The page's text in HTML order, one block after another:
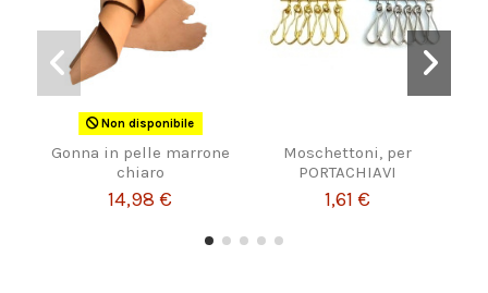
Non disponibile
Gonna in pelle marrone
chiaro
14,98 €
Moschettoni, per
PORTACHIAVI
1,61 €